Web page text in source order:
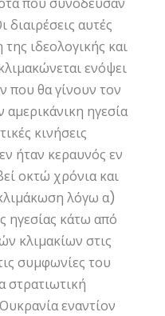
αυτές
ιδεολογικής και
ενόψει
που θα γίνουν τον
ηγεσία
κινήσεις
ήταν κεραυνός εν
οκτώ χρόνια και
λόγω α)
ηγεσίας κάτω από
κλιμακίων στις
συμφωνίες του
στρατιωτική
εναντίον